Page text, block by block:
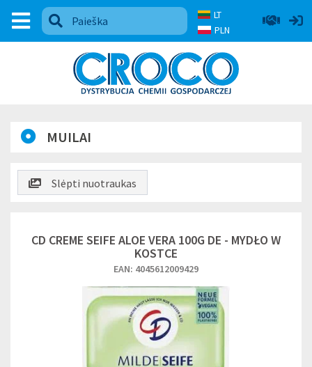
LT
PLN
MUILAI
Slėpti nuotraukas
CD CREME SEIFE ALOE VERA 100G DE - MYDŁO W
KOSTCE
EAN: 4045612009429